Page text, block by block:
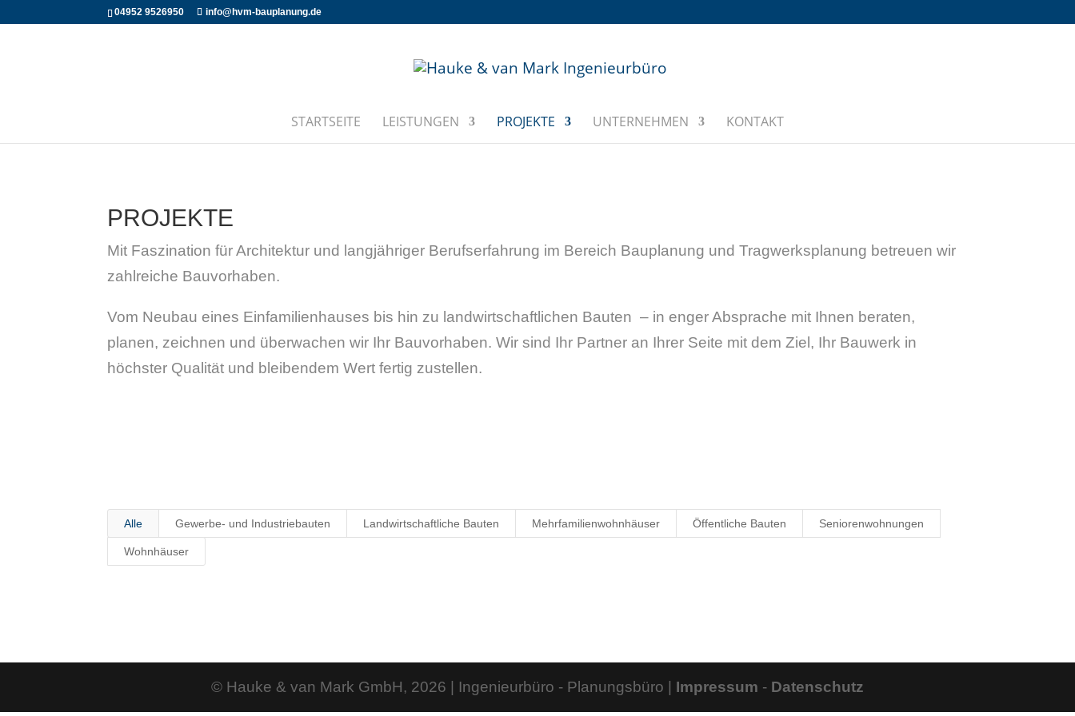
04952 9526950 info@hvm-bauplanung.de
STARTSEITE LEISTUNGEN PROJEKTE UNTERNEHMEN KONTAKT
PROJEKTE
Mit Faszination für Architektur und langjähriger Berufserfahrung im Bereich Bauplanung und Tragwerksplanung betreuen wir
zahlreiche Bauvorhaben.
Vom Neubau eines Einfamilienhauses bis hin zu landwirtschaftlichen Bauten – in enger Absprache mit Ihnen beraten,
planen, zeichnen und überwachen wir Ihr Bauvorhaben. Wir sind Ihr Partner an Ihrer Seite mit dem Ziel, Ihr Bauwerk in
höchster Qualität und bleibendem Wert fertig zustellen.
Alle Gewerbe- und Industriebauten Landwirtschaftliche Bauten Mehrfamilienwohnhäuser Öffentliche Bauten Seniorenwohnungen
Wohnhäuser
© Hauke & van Mark GmbH, 2026 | Ingenieurbüro - Planungsbüro | Impressum - Datenschutz